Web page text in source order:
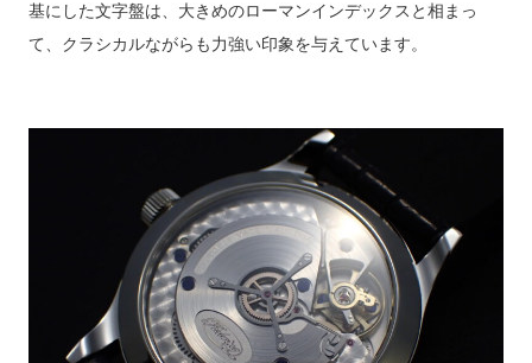
基にした文字盤は、大きめのローマンインデックスと相まっ
て、クラシカルながらも力強い印象を与えています。